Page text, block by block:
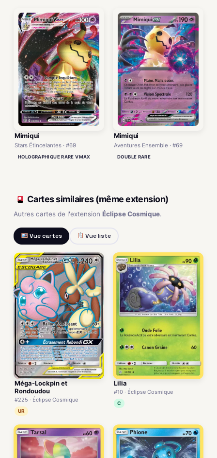
Mimiqui
Stars Étincelantes · #69
HOLOGRAPHIQUE RARE VMAX
Mimiqui
Aventures Ensemble · #69
DOUBLE RARE
Cartes similaires (même extension)
Autres cartes de l'extension Éclipse Cosmique.
Vue cartes Vue liste
Méga-Lockpin et
Rondoudou
#225 · Éclipse Cosmique
UR
Lilia
#10 · Éclipse Cosmique
C